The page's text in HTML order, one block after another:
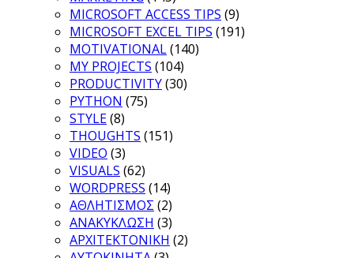
MICROSOFT ACCESS TIPS (9)
MICROSOFT EXCEL TIPS (191)
MOTIVATIONAL(140)
MY PROJECTS (104)
PRODUCTIVITY(30)
PYTHON (75)
STYLE(8)
THOUGHTS (151)
VIDEO (3)
VISUALS (62)
WORDPRESS (14)
ΑΘΛΗΤΙΣΜΟΣ (2)
ΑΝΑΚΥΚΛΩΣΗ (3)
ΑΡΧΙΤΕΚΤΟΝΙΚΗ (2)